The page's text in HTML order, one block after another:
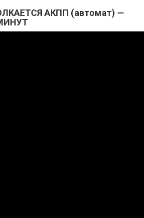
АКПП (автомат) —